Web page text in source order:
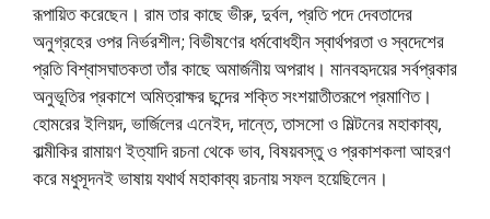
রূপায়িত করেছেন। রাম তার কাছে ভীরু, দুর্বল, প্রতি পদে দেবতাদের
অনুগ্রহের ওপর নির্ভরশীল; বিভীষণের ধর্মবােধহীন স্বার্থপরতা ও স্বদেশের
প্রতি বিশ্বাসঘাতকতা তাঁর কাছে অমার্জনীয় অপরাধ। মানবহৃদয়ের সর্বপ্রকার
অনুভূতির প্রকাশে অমিত্রাক্ষর ছন্দের শক্তি সংশয়াতীতরূপে প্রমাণিত।
হােমরের ইলিয়দ, ভার্জিলের এনেইদ, দান্তে, তাসসাে ও মিল্টনের মহাকাব্য,
বাল্মীকির রামায়ণ ইত্যাদি রচনা থেকে ভাব, বিষয়বস্তু ও প্রকাশকলা আহরণ
করে মধুসূদনই ভাষায় যথার্থ মহাকাব্য রচনায় সফল হয়েছিলেন।